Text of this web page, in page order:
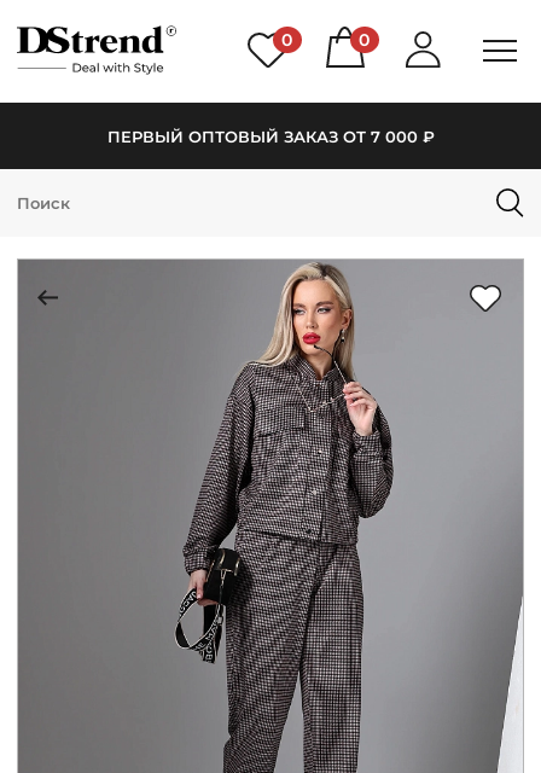
0 0
ПЕРВЫЙ ОПТОВЫЙ ЗАКАЗ ОТ 7 000 ₽
КАТАЛОГ
НОВИНКИ